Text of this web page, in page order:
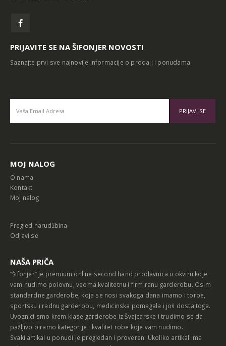
PRIJAVITE SE NA ŠIFONJER NOVOSTI
Saznajte prvi sve najnovije informacije o prodaji i ponudama.
MOJ NALOG
O nama
Kontakt
Moj nalog
Pregled narudžbina
Odjavi se
NAŠA PRIČA
“Šifonjer” je premium online second hand prodavnica u okviru koje
vam nudimo polovnu, veoma kvalitetnu i firmiranu garderobu. Osim
standardne garderobe, koja se nosi svakoga dana imamo i torbe,
sportsku i radnu garderobu, medicinska pomagala i još dosta toga.
Uvoznici smo krem klase garderobe iz Švajcarske i trudimo se da
pažljivo biramo kategorije i kvalitet robe koje vam nudimo.
Svaki artikal u ponudi je pregledan i proveren. Ukoliko artikal ima